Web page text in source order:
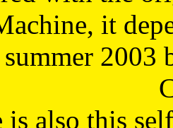
it
2003
is also this